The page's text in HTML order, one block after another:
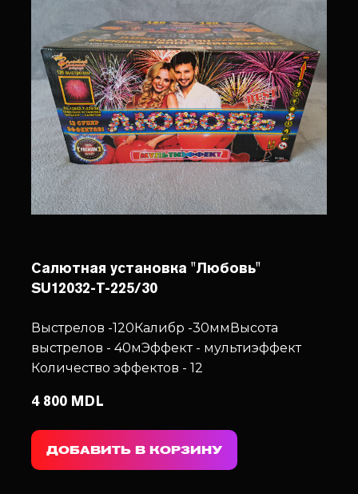
Салютная установка "Любовь"
SU12032-T-225/30
Выстрелов -120Калибр -30ммВысота
выстрелов - 40мЭффект - мультиэффект
Количество эффектов - 12
4 800 MDL
ДОБАВИТЬ В КОРЗИНУ